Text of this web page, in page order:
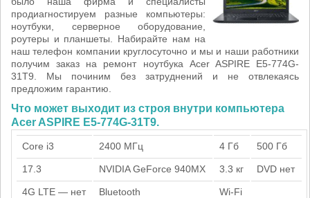
продиагностируем разные компьютеры:
ноутбуки, серверное оборудование,
роутеры и планшеты. Набирайте нам на
наш телефон компании круглосуточно и мы и наши работники
получим заказ на ремонт ноутбука Acer ASPIRE E5-774G-
31T9. Мы починим без затруднений и не отвлекаясь
предложим гарантию.
Что может выходит из строя внутри компьютера
Acer ASPIRE E5-774G-31T9.
Core i3 2400 МГц 4 Гб 500 Гб
17.3 NVIDIA GeForce 940MX 3.3 кг DVD нет
4G LTE — нет Bluetooth Wi-Fi